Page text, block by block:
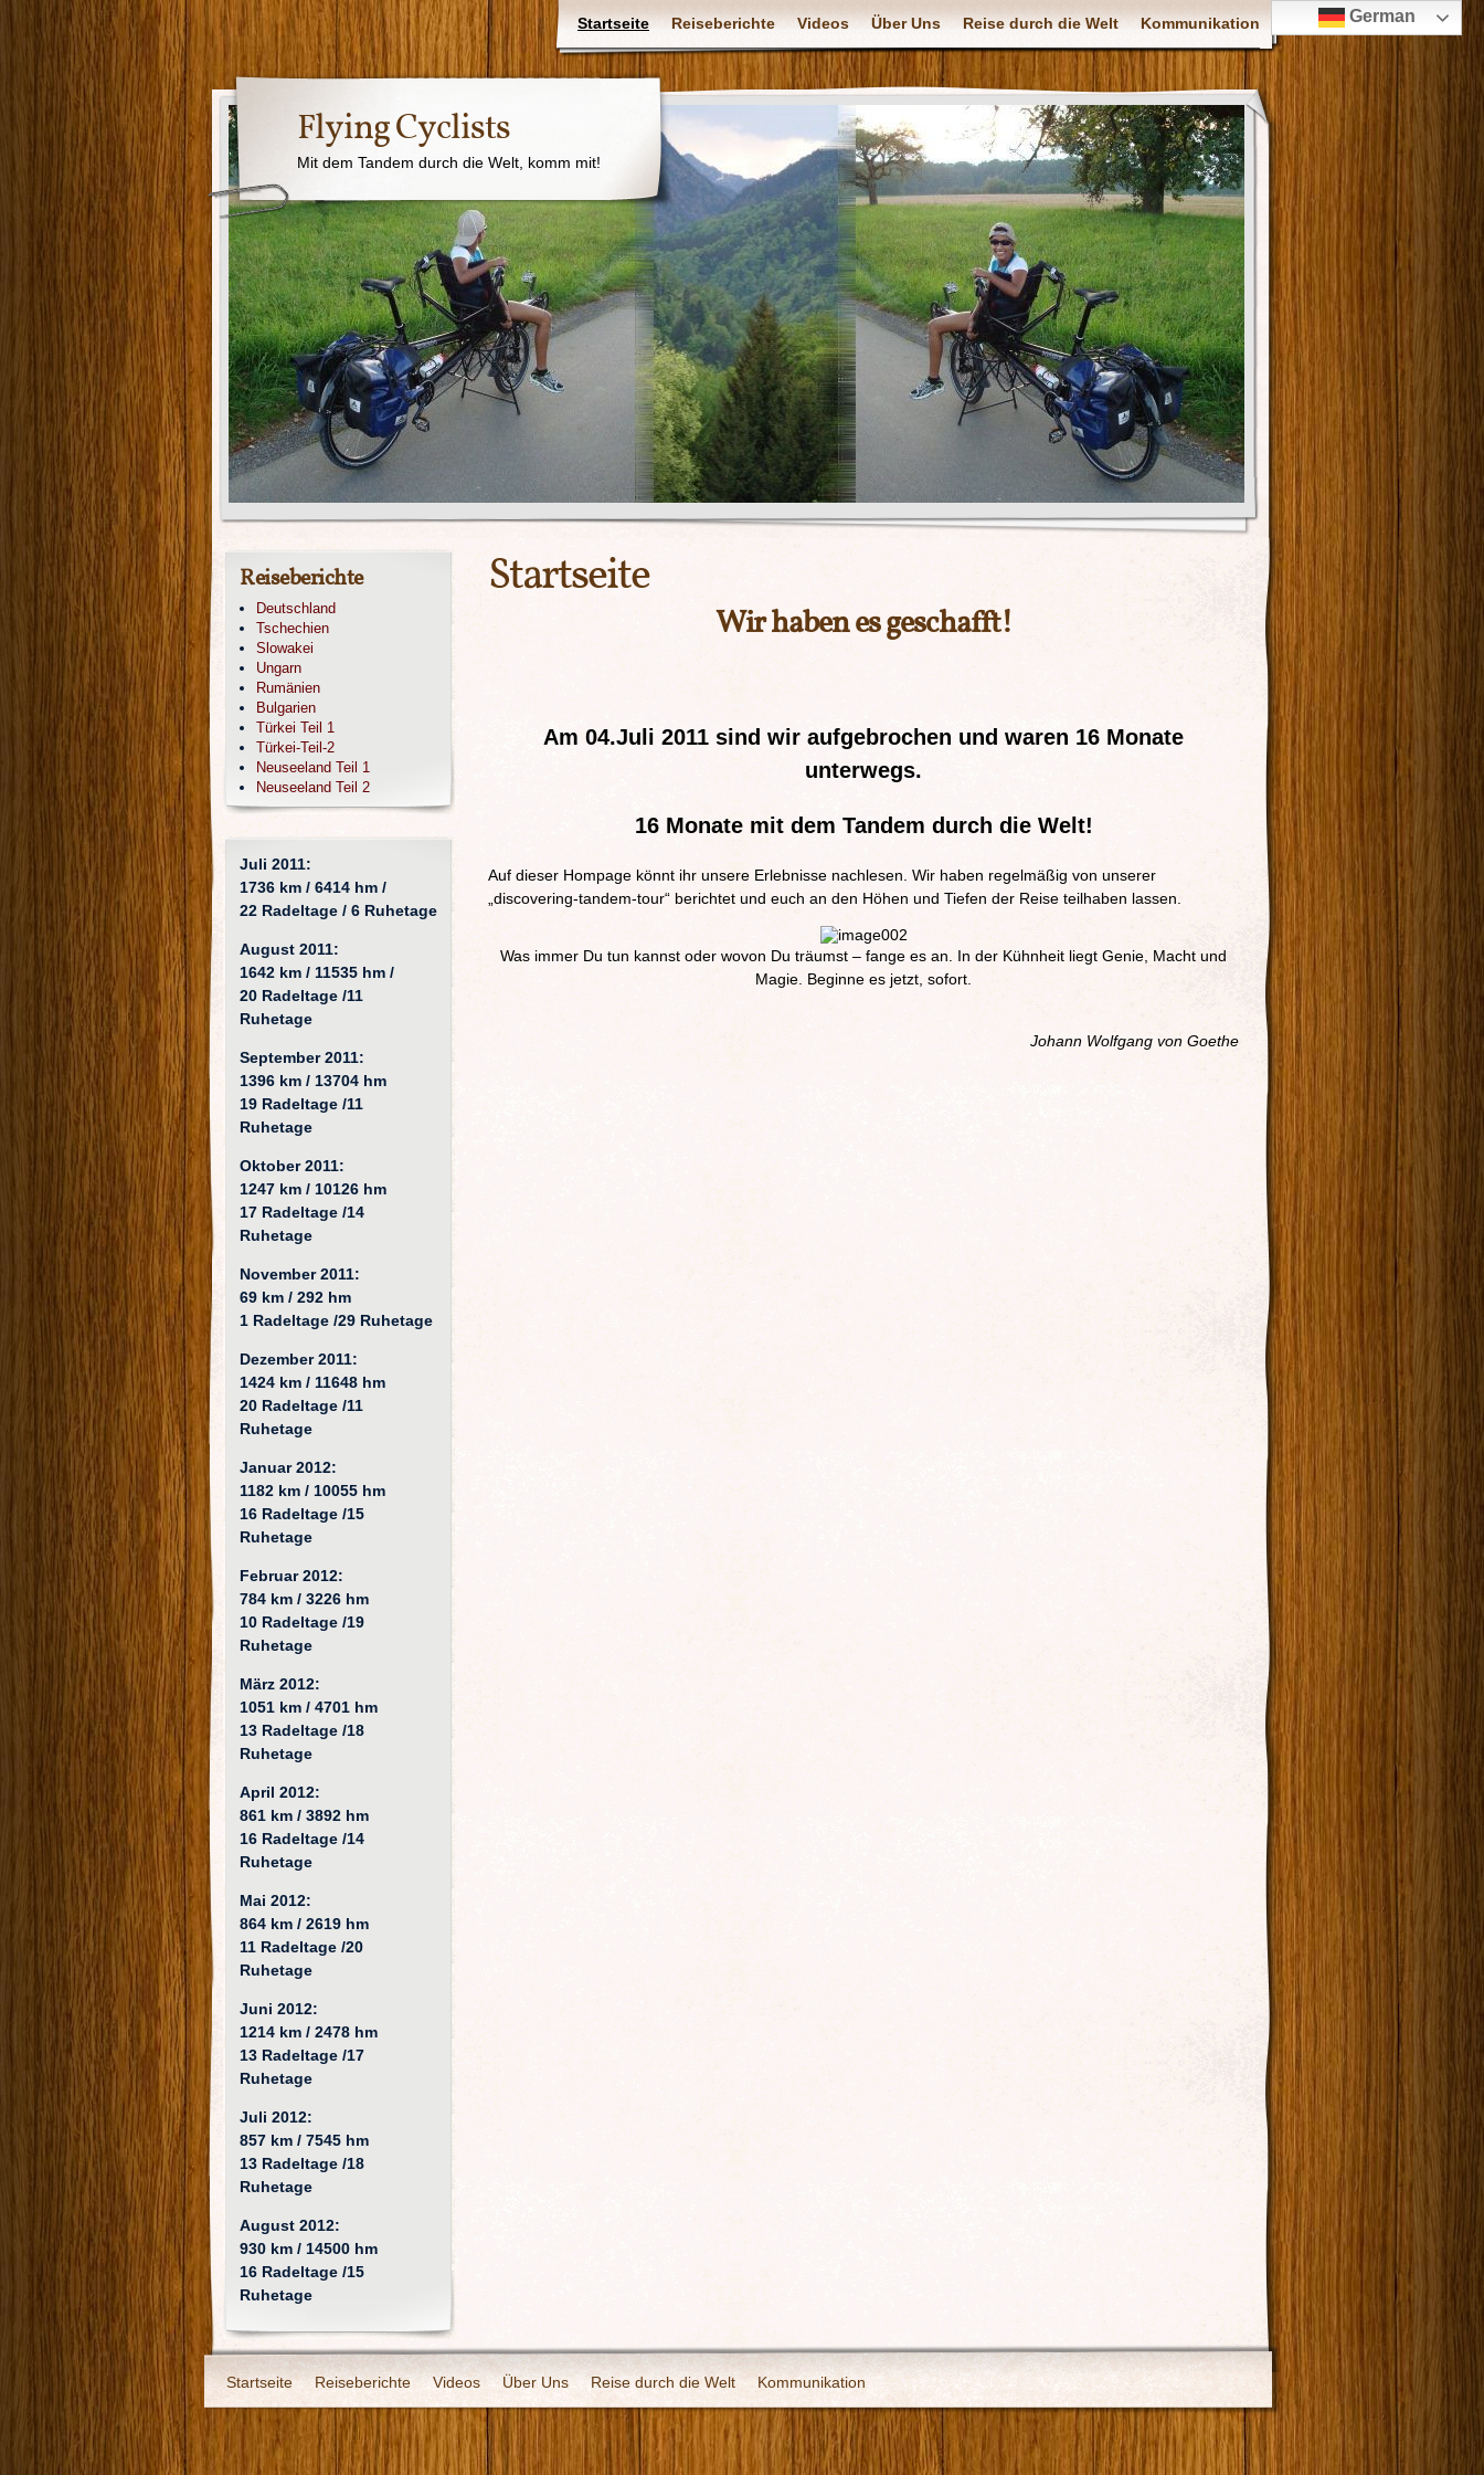
Startseite Reiseberichte Videos Über Uns Reise durch die Welt Kommunikation German
Flying Cyclists
Mit dem Tandem durch die Welt, komm mit!
Startseite
Wir haben es geschafft!
Am 04.Juli 2011 sind wir aufgebrochen und waren 16 Monate
unterwegs.
16 Monate mit dem Tandem durch die Welt!
Auf dieser Hompage könnt ihr unsere Erlebnisse nachlesen. Wir haben regelmäßig von unserer
„discovering-tandem-tour“ berichtet und euch an den Höhen und Tiefen der Reise teilhaben lassen.
Was immer Du tun kannst oder wovon Du träumst – fange es an. In der Kühnheit liegt Genie, Macht und
Magie. Beginne es jetzt, sofort.
Johann Wolfgang von Goethe
Reiseberichte
Deutschland
Tschechien
Slowakei
Ungarn
Rumänien
Bulgarien
Türkei Teil 1
Türkei-Teil-2
Neuseeland Teil 1
Neuseeland Teil 2
Juli 2011:
1736 km / 6414 hm /
22 Radeltage / 6 Ruhetage
August 2011:
1642 km / 11535 hm /
20 Radeltage /11
Ruhetage
September 2011:
1396 km / 13704 hm
19 Radeltage /11
Ruhetage
Oktober 2011:
1247 km / 10126 hm
17 Radeltage /14
Ruhetage
November 2011:
69 km / 292 hm
1 Radeltage /29 Ruhetage
Dezember 2011:
1424 km / 11648 hm
20 Radeltage /11
Ruhetage
Januar 2012:
1182 km / 10055 hm
16 Radeltage /15
Ruhetage
Februar 2012:
784 km / 3226 hm
10 Radeltage /19
Ruhetage
März 2012:
1051 km / 4701 hm
13 Radeltage /18
Ruhetage
April 2012:
861 km / 3892 hm
16 Radeltage /14
Ruhetage
Mai 2012:
864 km / 2619 hm
11 Radeltage /20
Ruhetage
Juni 2012:
1214 km / 2478 hm
13 Radeltage /17
Ruhetage
Juli 2012:
857 km / 7545 hm
13 Radeltage /18
Ruhetage
August 2012:
930 km / 14500 hm
16 Radeltage /15
Ruhetage
Startseite Reiseberichte Videos Über Uns Reise durch die Welt Kommunikation